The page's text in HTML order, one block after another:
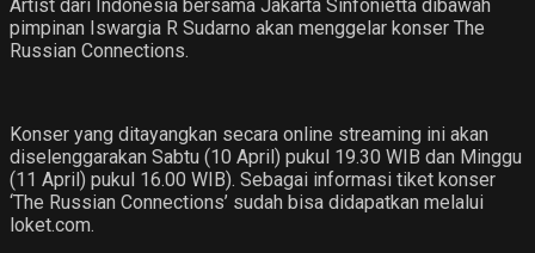
Artist dari Indonesia bersama Jakarta Sinfonietta dibawah
pimpinan Iswargia R Sudarno akan menggelar konser The
Russian Connections.
Konser yang ditayangkan secara online streaming ini akan
diselenggarakan Sabtu (10 April) pukul 19.30 WIB dan Minggu
(11 April) pukul 16.00 WIB). Sebagai informasi tiket konser
‘The Russian Connections’ sudah bisa didapatkan melalui
loket.com.